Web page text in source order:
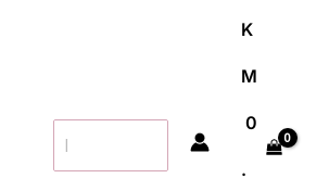
for:
K
M
0
.